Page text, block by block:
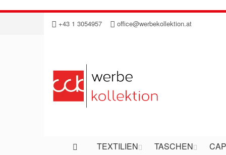
Direkt
Inhalt
+43 1 3054957 office@werbekollektion.at
TEXTILIEN TASCHEN